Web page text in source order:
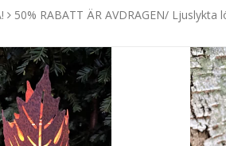
50% RABATT ÄR AVDRAGEN/ Ljuslykta